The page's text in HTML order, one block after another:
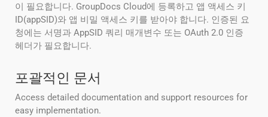
이 필요합니다. GroupDocs Cloud에 등록하고 앱 액세스 키
ID(appSID)와 앱 비밀 액세스 키를 받아야 합니다. 인증된 요
청에는 서명과 AppSID 쿼리 매개변수 또는 OAuth 2.0 인증
헤더가 필요합니다.
포괄적인 문서
Access detailed documentation and support resources for
easy implementation.